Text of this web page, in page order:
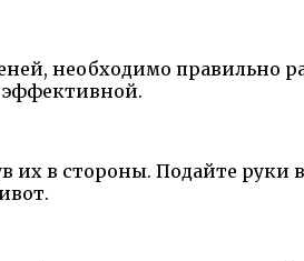
необходимо правильно
эффективной.
их в стороны. Подайте руки